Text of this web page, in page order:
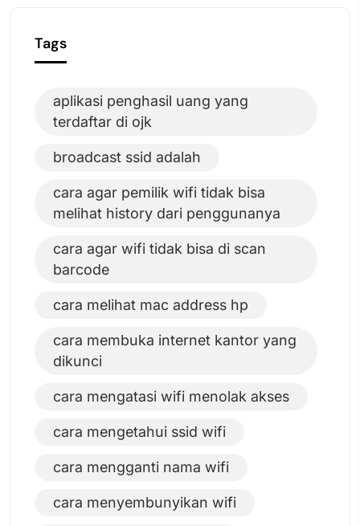
Tags
aplikasi penghasil uang yang
terdaftar di ojk
broadcast ssid adalah
cara agar pemilik wifi tidak bisa
melihat history dari penggunanya
cara agar wifi tidak bisa di scan
barcode
cara melihat mac address hp
cara membuka internet kantor yang
dikunci
cara mengatasi wifi menolak akses
cara mengetahui ssid wifi
cara mengganti nama wifi
cara menyembunyikan wifi